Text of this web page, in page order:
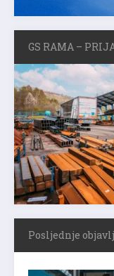
GS RAMA –
Posljednje